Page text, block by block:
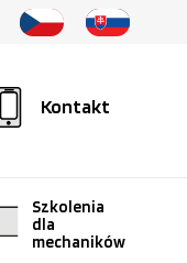
Kontakt
Szkolenia
dla
mechaników